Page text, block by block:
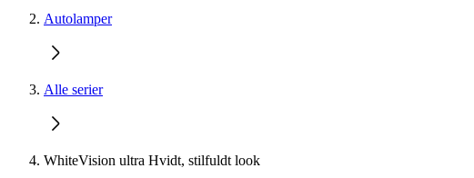
Autolamper
Alle serier
WhiteVision ultra Hvidt, stilfuldt look